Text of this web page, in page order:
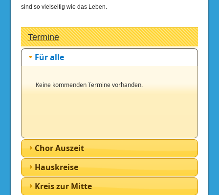
sind so vielseitig wie das Leben.
Termine
Für alle
Keine kommenden Termine vorhanden.
Chor Auszeit
Hauskreise
Kreis zur Mitte